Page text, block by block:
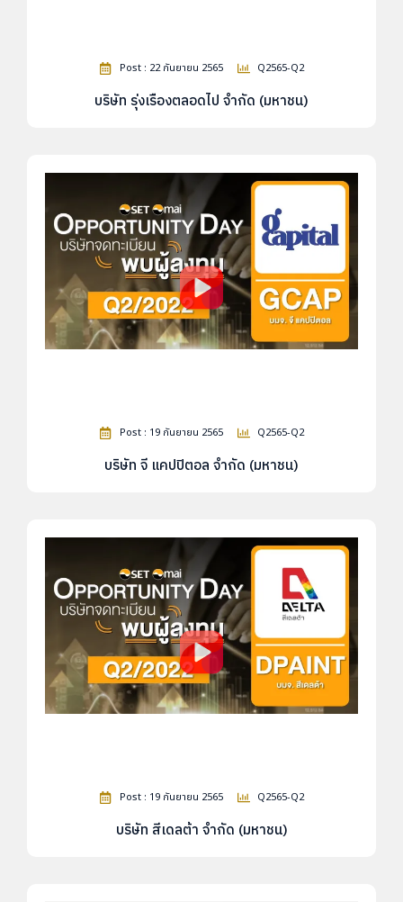
Post : 22 กันยายน 2565 Q2565-Q2
บริษัท รุ่งเรืองตลอดไป จำกัด (มหาชน)
Post : 19 กันยายน 2565 Q2565-Q2
บริษัท จี แคปปิตอล จำกัด (มหาชน)
Post : 19 กันยายน 2565 Q2565-Q2
บริษัท สีเดลต้า จำกัด (มหาชน)